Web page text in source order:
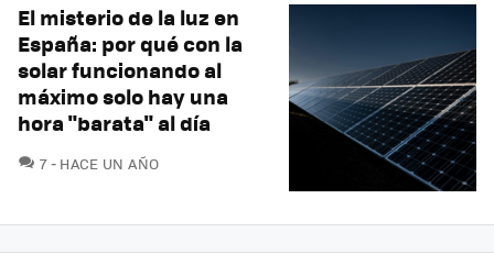
El misterio de la luz en
España: por qué con la
solar funcionando al
máximo solo hay una
hora "barata" al día
7COMENTARIOS
HACE UN AÑO